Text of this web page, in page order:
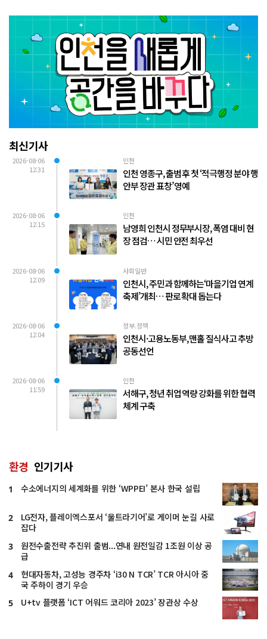
최신기사
2026-08-06
12:31
인천
인천 영종구, 출범 후 첫 ‘적극행정 분야 행
안부 장관 표창’ 영예
2026-08-06
12:15
인천
남영희 인천시 정무부시장, 폭염 대비 현
장 점검… 시민 안전 최우선
2026-08-06
12:09
사회일반
인천시, 주민과 함께하는‘마을기업 연계
축제’개최… 판로 확대 돕는다
2026-08-06
12:04
정부.정책
인천시·고용노동부, 맨홀 질식사고 추방
공동선언
2026-08-06
11:59
인천
서해구, 청년 취업 역량 강화를 위한 협력
체계 구축
환경 인기기사
1 수소에너지의 세계화를 위한 ‘WPPEI’ 본사 한국 설립
2
LG전자, 플레이엑스포서 ‘울트라기어’로 게이머 눈길 사로
잡다
3
원전수출전략 추진위 출범...연내 원전일감 1조원 이상 공
급
4
현대자동차, 고성능 경주차 ‘i30 N TCR’ TCR 아시아 중
국 주하이 경기 우승
5 U+tv 플랫폼 ‘ICT 어워드 코리아 2023’ 장관상 수상